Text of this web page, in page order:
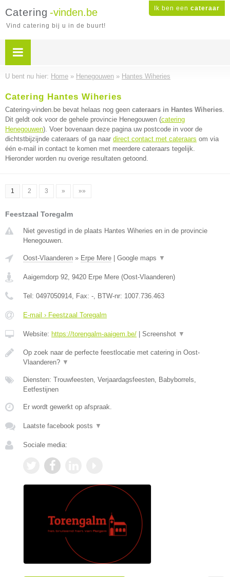
Ik ben een cateraar
Catering -vinden.be
Vind catering bij u in de buurt!
U bent nu hier: Home » Henegouwen » Hantes Wiheries
Catering Hantes Wiheries
Catering-vinden.be bevat helaas nog geen cateraars in Hantes Wiheries.
Dit geldt ook voor de gehele provincie Henegouwen (catering
Henegouwen). Voer bovenaan deze pagina uw postcode in voor de
dichtstbijzijnde cateraars of ga naar direct contact met cateraars om via
één e-mail in contact te komen met meerdere cateraars tegelijk.
Hieronder worden nu overige resultaten getoond.
1 2 3 » »»
Feestzaal Toregalm
Niet gevestigd in de plaats Hantes Wiheries en in de provincie
Henegouwen.
Oost-Vlaanderen » Erpe Mere Google maps ▼
Aaigemdorp 92, 9420 Erpe Mere (Oost-Vlaanderen)
Tel: 0497050914, Fax: -, BTW-nr: 1007.736.463
E-mail › Feestzaal Toregalm
Website: https://torengalm-aaigem.be/ Screenshot ▼
Op zoek naar de perfecte feestlocatie met catering in Oost-
Vlaanderen? ▼
Diensten: Trouwfeesten, Verjaardagsfeesten, Babyborrels,
Eetfestijnen
Er wordt gewerkt op afspraak.
Laatste facebook posts ▼
Sociale media: